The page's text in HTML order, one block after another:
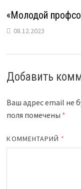
«Молодой
08.12.2023
Добавить
Ваш адрес email не
поля помечены *
КОММЕНТАРИЙ *